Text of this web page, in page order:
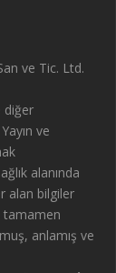
ve Tic. Ltd.
diğer
ve
alanında
alan bilgiler
tamamen
anlamış ve